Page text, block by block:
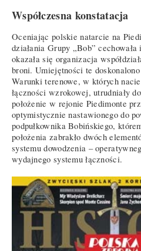
Współczesna konstatacja
Oceniając polskie natarcie na
działania Grupy „Bob”
okazała się organizacja
broni. Umiejętności te
Warunki terenowe, w których
łączności wzrokowej, utrudniały
położenie w rejonie Piedimonte
optymistycznie nastawionego do
podpułkownika Bobińskiego,
położenia zabrakło dwóch
systemu dowodzenia –
wydajnego systemu łączności.